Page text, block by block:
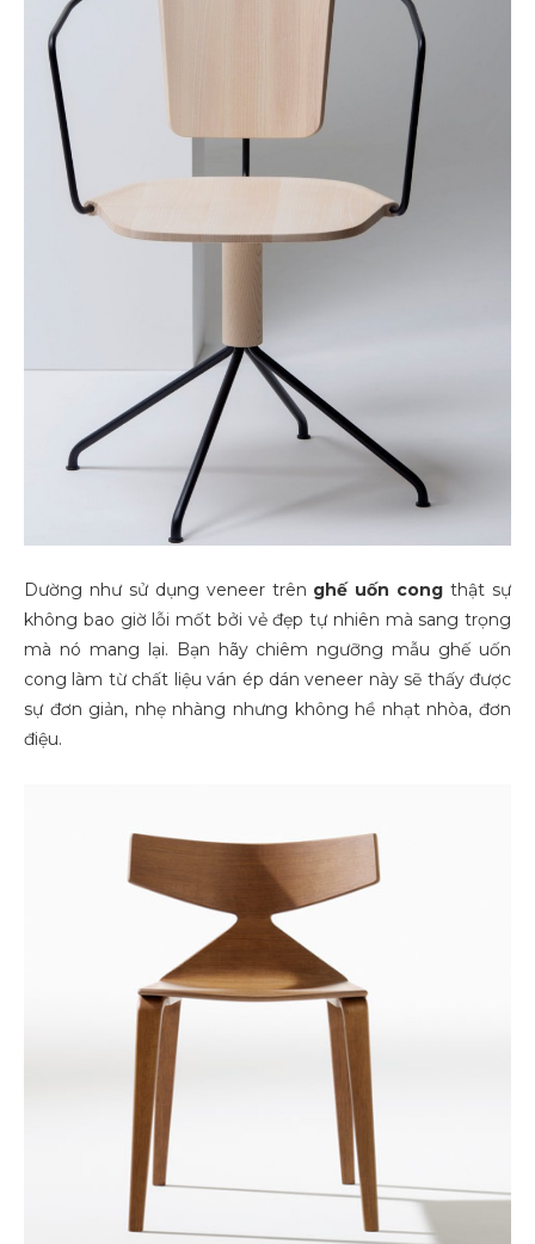
Dường như sử dụng veneer trên ghế uốn cong thật sự
không bao giờ lỗi mốt bởi vẻ đẹp tự nhiên mà sang trọng
mà nó mang lại. Bạn hãy chiêm ngưỡng mẫu ghế uốn
cong làm từ chất liệu ván ép dán veneer này sẽ thấy được
sự đơn giản, nhẹ nhàng nhưng không hề nhạt nhòa, đơn
điệu.